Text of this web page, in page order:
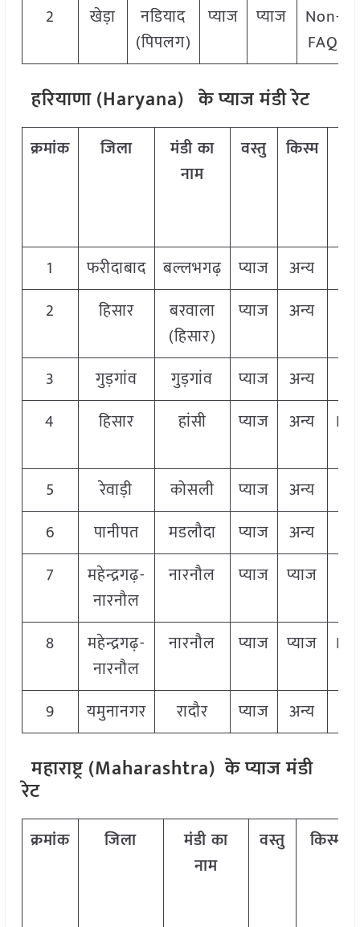
2 खेड़ा
नडियाद
(पिपलग)
प्याज प्याज
Non-
FAQ
हरियाणा (Haryana) के प्याज मंडी रेट
क्रमांक जिला
मंडी का
नाम
वस्तु किस्म
1 फरीदाबाद बल्लभगढ़ प्याज अन्य
2
हिसार
बरवाला
(हिसार)
प्याज अन्य
3 गुड़गांव गुड़गांव प्याज अन्य
4
हिसार हांसी प्याज अन्य
5
रेवाड़ी कोसली प्याज अन्य
6
पानीपत मडलौदा प्याज अन्य
7
महेन्द्रगढ़-
नारनौल
नारनौल प्याज प्याज
8
महेन्द्रगढ़-
नारनौल
नारनौल प्याज प्याज
9
यमुनानगर रादौर प्याज अन्य
महाराष्ट्र (Maharashtra)के प्याज मंडी
रेट
क्रमांक जिला
मंडी का
नाम
वस्तु किस्म